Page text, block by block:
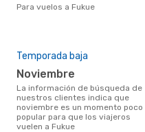
Para vuelos a Fukue
Temporada baja
noviembre
La información de búsqueda de
nuestros clientes indica que
noviembre es un momento poco
popular para que los viajeros
vuelen a Fukue